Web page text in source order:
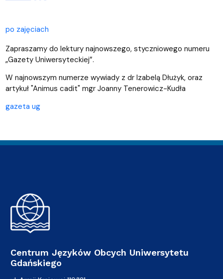
po zajęciach
Zapraszamy do lektury najnowszego, styczniowego numeru
„Gazety Uniwersyteckiej”.
W najnowszym numerze wywiady z dr Izabelą Dłużyk, oraz
artykuł "Animus cadit" mgr Joanny Tenerowicz-Kudła
gazeta ug
Centrum Języków Obcych Uniwersytetu
Gdańskiego